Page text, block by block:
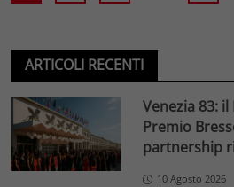
ARTICOLI RECENTI
Venezia 83:
Premio
partnership
10 Agosto 2026